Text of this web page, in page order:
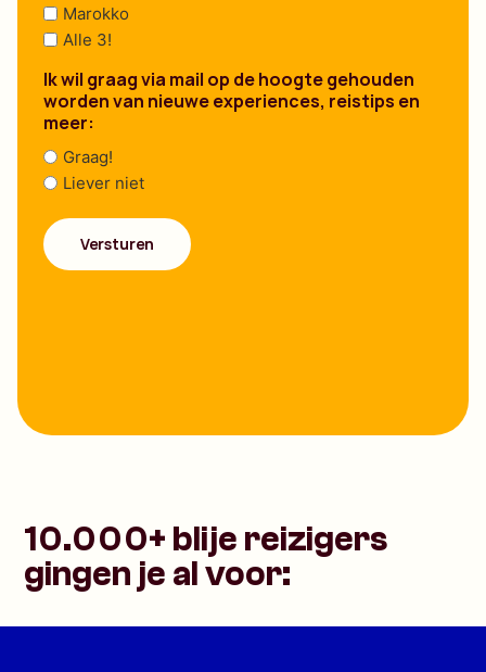
Marokko
Alle 3!
Ik wil graag via mail op de hoogte gehouden
worden van nieuwe experiences, reistips en
meer:
Graag!
Liever niet
10.000+ blije reizigers
gingen je al voor: